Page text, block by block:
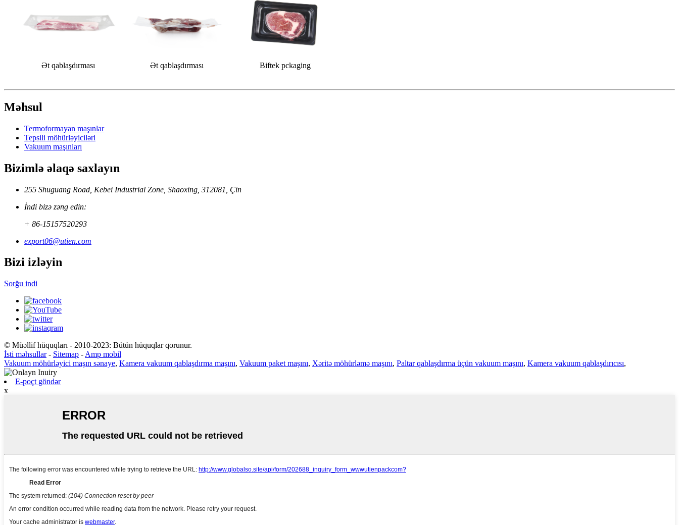
Ət qablaşdırması Ət qablaşdırması Biftek pckaging
Məhsul
Termoformayan maşınlar
Tepsili möhürləyiciləri
Vakuum maşınları
Bizimlə əlaqə saxlayın
255 Shuguang Road, Kebei Industrial Zone, Shaoxing, 312081, Çin
İndi bizə zəng edin:
+ 86-15157520293
export06@utien.com
Bizi izləyin
Sorğu indi
© Müəllif hüquqları - 2010-2023: Bütün hüquqlar qorunur.
İsti məhsullar- Sitemap - Amp mobil
Vakuum möhürləyici maşın sənaye, Kamera vakuum qablaşdırma maşını, Vakuum paket maşını, Xəritə möhürləmə maşını, Paltar qablaşdırma üçün vakuum maşını, Kamera vakuum qablaşdırıcısı,
E-poçt göndər
x